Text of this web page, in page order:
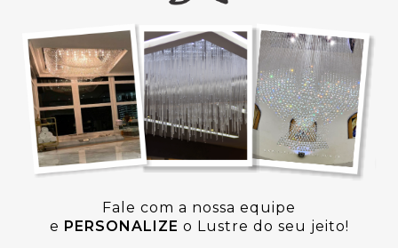
Fale com a nossa equipe
e PERSONALIZE o Lustre do seu jeito!